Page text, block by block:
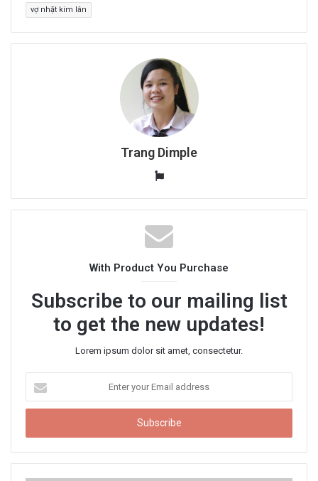
vợ nhặt kim lân
Trang Dimple
W
b
s
i
e
With Product You Purchase
Subscribe to our mailing list
to get the new updates!
Lorem ipsum dolor sit amet, consectetur.
t
r
y